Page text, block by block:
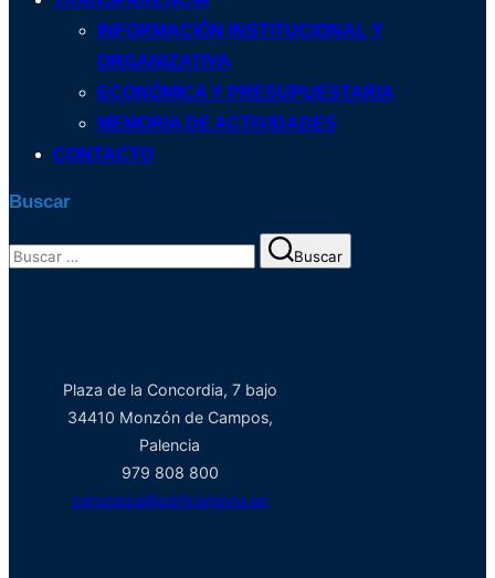
INFORMACIÓN INSTITUCIONAL Y
ORGANIZATIVA
ECONÓMICA Y PRESUPUESTARIA
MEMORIA DE ACTIVIDADES
CONTACTO
Buscar
Buscar:
Buscar
Plaza de la Concordia, 7 bajo
34410 Monzón de Campos,
Palencia
979 808 800
cdrucieza@cdrtcampos.es